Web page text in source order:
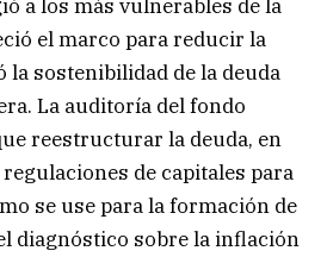
a los más vulnerables de la
el marco para reducir la
la sostenibilidad de la deuda
La auditoría del fondo
reestructurar la deuda, en
de capitales para
se use para la formación de
diagnóstico sobre la inflación